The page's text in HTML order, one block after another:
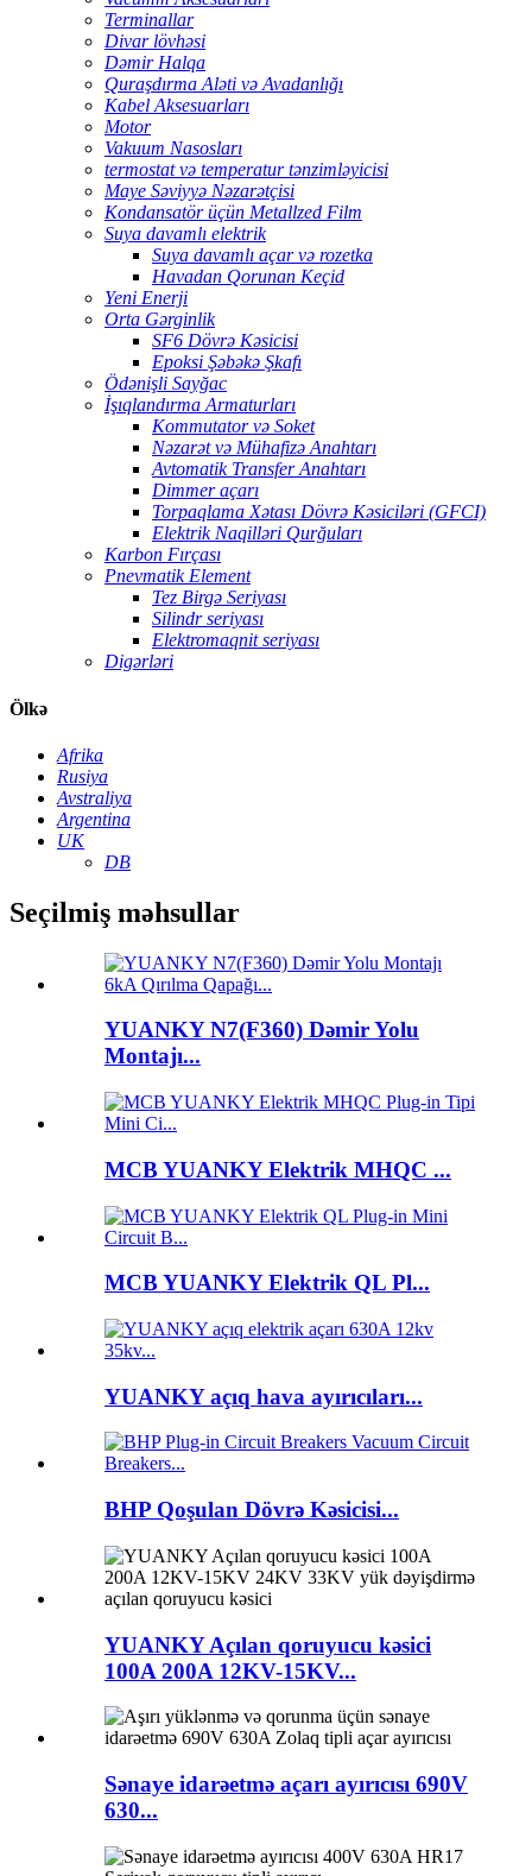
Terminallar
Divar lövhəsi
Dəmir Halqa
Quraşdırma Aləti və Avadanlığı
Kabel Aksesuarları
Motor
Vakuum Nasosları
termostat və temperatur tənzimləyicisi
Maye Səviyyə Nəzarətçisi
Kondansatör üçün Metallzed Film
Suya davamlı elektrik
Suya davamlı açar və rozetka
Havadan Qorunan Keçid
Yeni Enerji
Orta Gərginlik
SF6 Dövrə Kəsicisi
Epoksi Şəbəkə Şkafı
Ödənişli Sayğac
İşıqlandırma Armaturları
Kommutator və Soket
Nəzarət və Mühafizə Anahtarı
Avtomatik Transfer Anahtarı
Dimmer açarı
Torpaqlama Xətası Dövrə Kəsiciləri (GFCI)
Elektrik Naqilləri Qurğuları
Karbon Fırçası
Pnevmatik Element
Tez Birgə Seriyası
Silindr seriyası
Elektromaqnit seriyası
Digərləri
Ölkə
Afrika
Rusiya
Avstraliya
Argentina
UK
DB
Seçilmiş məhsullar
YUANKY N7(F360) Dəmir Yolu
Montajı...
MCB YUANKY Elektrik MHQC ...
MCB YUANKY Elektrik QL Pl...
YUANKY açıq hava ayırıcıları...
BHP Qoşulan Dövrə Kəsicisi...
YUANKY Açılan qoruyucu kəsici
100A 200A 12KV-15KV...
Sənaye idarəetmə açarı ayırıcısı 690V
630...